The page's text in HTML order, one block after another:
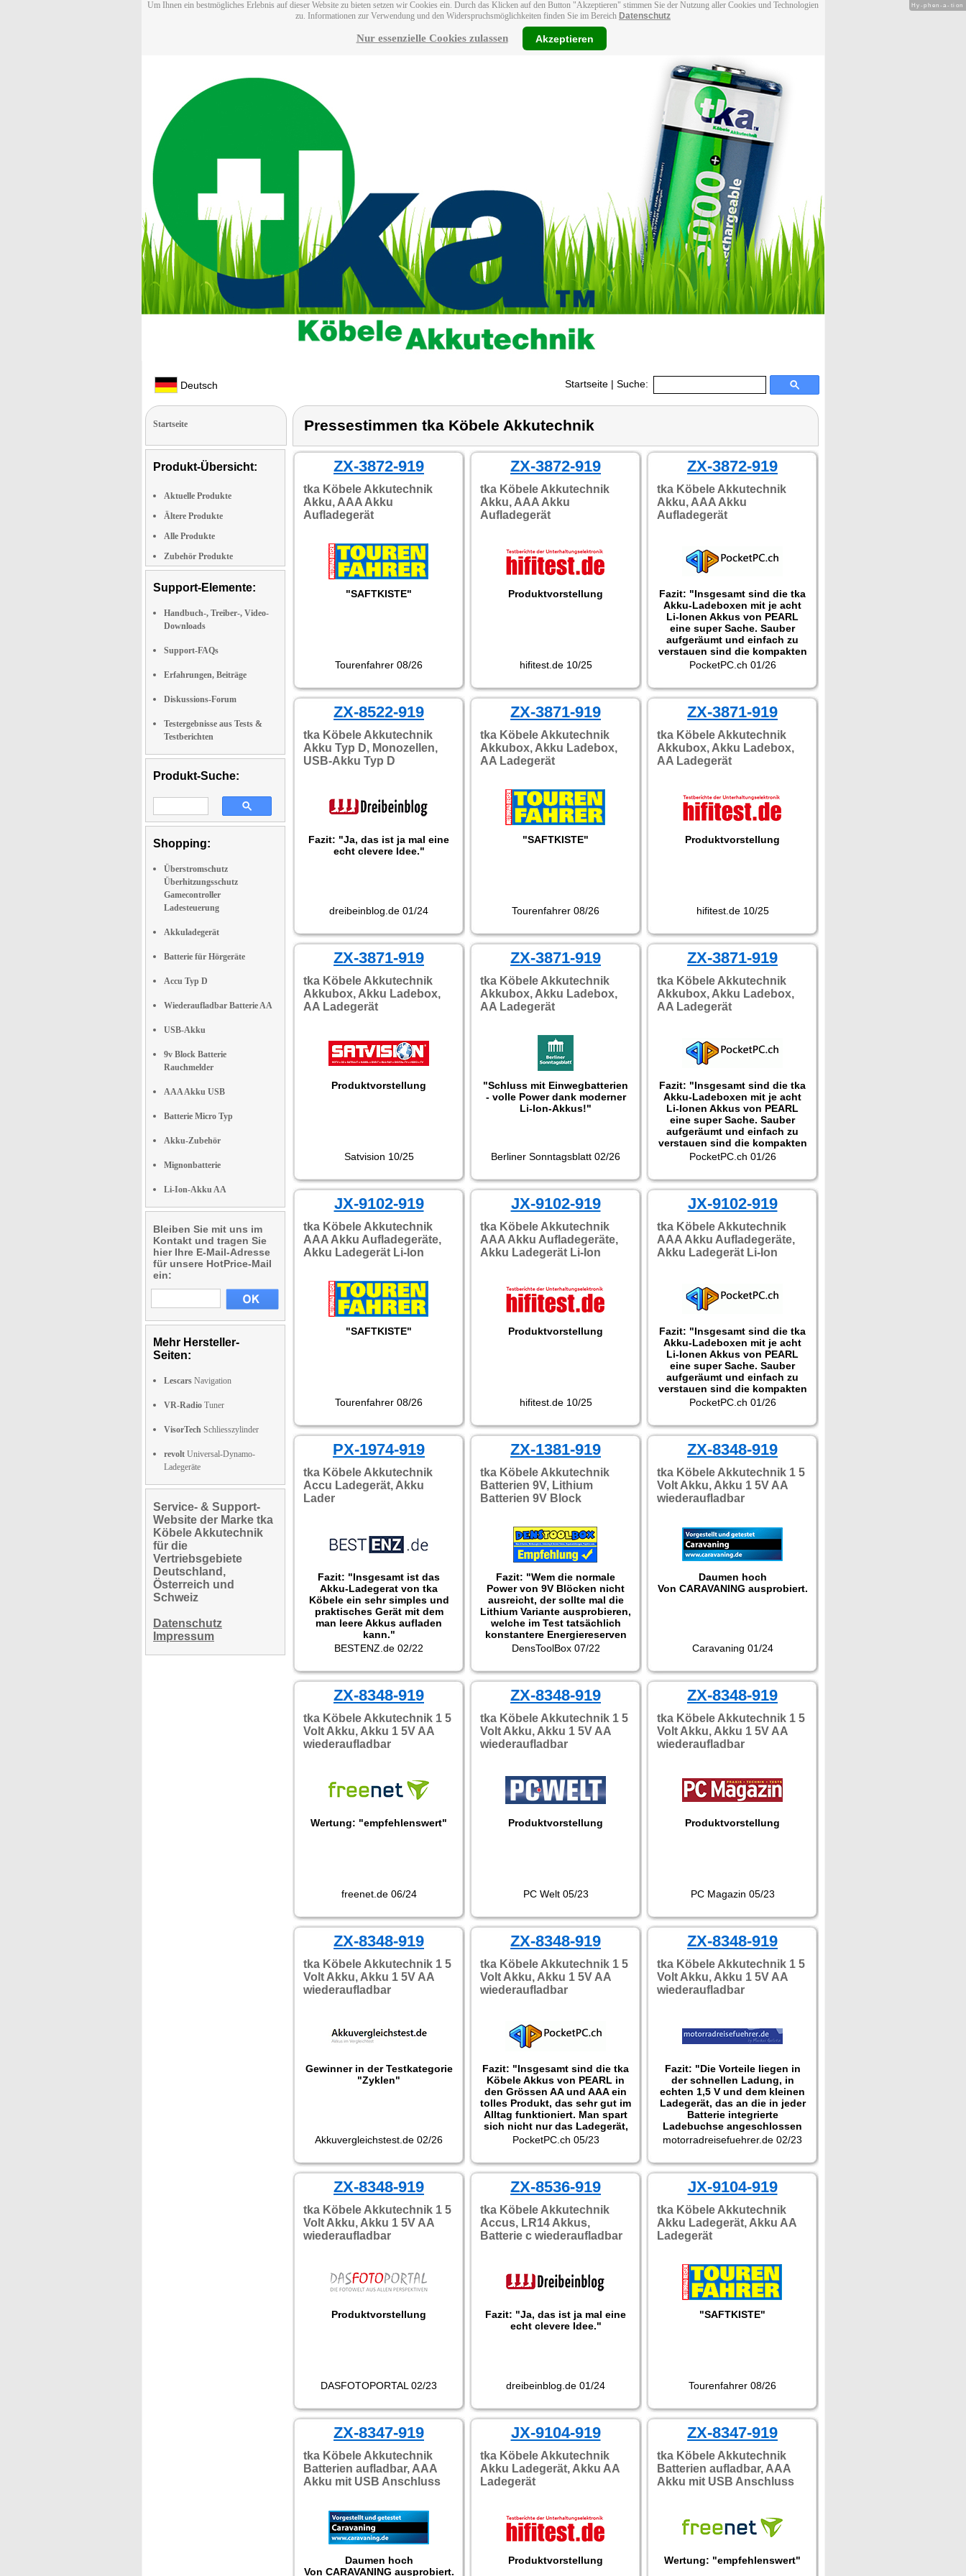
Um Ihnen ein bestmögliches Erlebnis auf dieser Website zu bieten setzen wir Cookies ein. Durch das Klicken auf den Button "Akzeptieren" stimmen Sie der Nutzung aller Cookies und Technologien
zu. Informationen zur Verwendung und den Widerspruchsmöglichkeiten finden Sie im Bereich Datenschutz
Nur essenzielle Cookies zulassen Akzeptieren
Deutsch Startseite | Suche:
Startseite
Produkt-Übersicht:
Aktuelle Produkte
Ältere Produkte
Alle Produkte
Zubehör Produkte
Support-Elemente:
Handbuch-, Treiber-, Video-
Downloads
Support-FAQs
Erfahrungen, Beiträge
Diskussions-Forum
Testergebnisse aus Tests &
Testberichten
Produkt-Suche:
Shopping:
Überstromschutz
Überhitzungsschutz
Gamecontroller
Ladesteuerung
Akkuladegerät
Batterie für Hörgeräte
Accu Typ D
Wiederaufladbar Batterie AA
USB-Akku
9v Block Batterie
Rauchmelder
AAA Akku USB
Batterie Micro Typ
Akku-Zubehör
Mignonbatterie
Li-Ion-Akku AA
Bleiben Sie mit uns im
Kontakt und tragen Sie
hier Ihre E-Mail-Adresse
für unsere HotPrice-Mail
ein:
Mehr Hersteller-
Seiten:
Lescars Navigation
VR-Radio Tuner
VisorTech Schliesszylinder
revolt Universal-Dynamo-
Ladegeräte
Service- & Support-
Website der Marke tka
Köbele Akkutechnik
für die
Vertriebsgebiete
Deutschland,
Österreich und
Schweiz
Datenschutz
Impressum
Pressestimmen tka Köbele Akkutechnik
ZX-3872-919
tka Köbele Akkutechnik
Akku, AAA Akku
Aufladegerät
"SAFTKISTE"
Tourenfahrer 08/26
ZX-3872-919
tka Köbele Akkutechnik
Akku, AAA Akku
Aufladegerät
Produktvorstellung
hifitest.de 10/25
ZX-3872-919
tka Köbele Akkutechnik
Akku, AAA Akku
Aufladegerät
Fazit: "Insgesamt sind die tka
Akku-Ladeboxen mit je acht
Li-Ionen Akkus von PEARL
eine super Sache. Sauber
aufgeräumt und einfach zu
verstauen sind die kompakten
Ladegeräte richtig praktisch
zur Aufbewahrung sowie zum
Laden der Akkus. Aber auch
im Gepäck oder der
Fototasche sind die Akku-
Packs mit USB-C-Anschluss
durchaus sehr nützlich."
PocketPC.ch 01/26
ZX-8522-919
tka Köbele Akkutechnik
Akku Typ D, Monozellen,
USB-Akku Typ D
Fazit: "Ja, das ist ja mal eine
echt clevere Idee."
dreibeinblog.de 01/24
ZX-3871-919
tka Köbele Akkutechnik
Akkubox, Akku Ladebox,
AA Ladegerät
"SAFTKISTE"
Tourenfahrer 08/26
ZX-3871-919
tka Köbele Akkutechnik
Akkubox, Akku Ladebox,
AA Ladegerät
Produktvorstellung
hifitest.de 10/25
ZX-3871-919
tka Köbele Akkutechnik
Akkubox, Akku Ladebox,
AA Ladegerät
Produktvorstellung
Satvision 10/25
ZX-3871-919
tka Köbele Akkutechnik
Akkubox, Akku Ladebox,
AA Ladegerät
"Schluss mit Einwegbatterien
- volle Power dank moderner
Li-Ion-Akkus!"
Berliner Sonntagsblatt 02/26
ZX-3871-919
tka Köbele Akkutechnik
Akkubox, Akku Ladebox,
AA Ladegerät
Fazit: "Insgesamt sind die tka
Akku-Ladeboxen mit je acht
Li-Ionen Akkus von PEARL
eine super Sache. Sauber
aufgeräumt und einfach zu
verstauen sind die kompakten
Ladegeräte richtig praktisch
zur Aufbewahrung sowie zum
Laden der Akkus. Aber auch
im Gepäck oder der
Fototasche sind die Akku-
Packs mit USB-C-Anschluss
durchaus sehr nützlich."
PocketPC.ch 01/26
JX-9102-919
tka Köbele Akkutechnik
AAA Akku Aufladegeräte,
Akku Ladegerät Li-Ion
"SAFTKISTE"
Tourenfahrer 08/26
JX-9102-919
tka Köbele Akkutechnik
AAA Akku Aufladegeräte,
Akku Ladegerät Li-Ion
Produktvorstellung
hifitest.de 10/25
JX-9102-919
tka Köbele Akkutechnik
AAA Akku Aufladegeräte,
Akku Ladegerät Li-Ion
Fazit: "Insgesamt sind die tka
Akku-Ladeboxen mit je acht
Li-Ionen Akkus von PEARL
eine super Sache. Sauber
aufgeräumt und einfach zu
verstauen sind die kompakten
Ladegeräte richtig praktisch
zur Aufbewahrung sowie zum
Laden der Akkus. Aber auch
im Gepäck oder der
Fototasche sind die Akku-
Packs mit USB-C-Anschluss
durchaus sehr nützlich."
PocketPC.ch 01/26
PX-1974-919
tka Köbele Akkutechnik
Accu Ladegerät, Akku
Lader
Fazit: "Insgesamt ist das
Akku-Ladegerat von tka
Köbele ein sehr simples und
praktisches Gerät mit dem
man leere Akkus aufladen
kann."
BESTENZ.de 02/22
ZX-1381-919
tka Köbele Akkutechnik
Batterien 9V, Lithium
Batterien 9V Block
Fazit: "Wem die normale
Power von 9V Blöcken nicht
ausreicht, der sollte mal die
Lithium Variante ausprobieren,
welche im Test tatsächlich
konstantere Energiereserven
zeigte. Perfekt für
DensToolBox 07/22
ZX-8348-919
tka Köbele Akkutechnik 1 5
Volt Akku, Akku 1 5V AA
wiederaufladbar
Daumen hoch
Von CARAVANING ausprobiert.
Caravaning 01/24
ZX-8348-919
tka Köbele Akkutechnik 1 5
Volt Akku, Akku 1 5V AA
wiederaufladbar
Wertung: "empfehlenswert"
freenet.de 06/24
ZX-8348-919
tka Köbele Akkutechnik 1 5
Volt Akku, Akku 1 5V AA
wiederaufladbar
Produktvorstellung
PC Welt 05/23
ZX-8348-919
tka Köbele Akkutechnik 1 5
Volt Akku, Akku 1 5V AA
wiederaufladbar
Produktvorstellung
PC Magazin 05/23
ZX-8348-919
tka Köbele Akkutechnik 1 5
Volt Akku, Akku 1 5V AA
wiederaufladbar
Gewinner in der Testkategorie
"Zyklen"
Akkuvergleichstest.de 02/26
ZX-8348-919
tka Köbele Akkutechnik 1 5
Volt Akku, Akku 1 5V AA
wiederaufladbar
Fazit: "Insgesamt sind die tka
Köbele Akkus von PEARL in
den Grössen AA und AAA ein
tolles Produkt, das sehr gut im
Alltag funktioniert. Man spart
sich nicht nur das Ladegerät,
da jede Akkuzelle direkt per
kann, sondern kann direkt
auch vier Sekundärzellen
gleichzeitig und schnell
aufladen dank der
mitgeliferten Vierfach-USB-
Kabel. Zudem ersetzen die
Akkus dank 1.5 V
Betriebsspannung auch
PocketPC.ch 05/23
ZX-8348-919
tka Köbele Akkutechnik 1 5
Volt Akku, Akku 1 5V AA
wiederaufladbar
Fazit: "Die Vorteile liegen in
der schnellen Ladung, in
echten 1,5 V und dem kleinen
Ladegerät, das an die in jeder
Batterie integrierte
Ladebuchse angeschlossen
wird. Technisch gesehen sind
mit dem Handy-Loader schnell
wiederaufladbar."
motorradreisefuehrer.de 02/23
ZX-8348-919
tka Köbele Akkutechnik 1 5
Volt Akku, Akku 1 5V AA
wiederaufladbar
Produktvorstellung
DASFOTOPORTAL 02/23
ZX-8536-919
tka Köbele Akkutechnik
Accus, LR14 Akkus,
Batterie c wiederaufladbar
Fazit: "Ja, das ist ja mal eine
echt clevere Idee."
dreibeinblog.de 01/24
JX-9104-919
tka Köbele Akkutechnik
Akku Ladegerät, Akku AA
Ladegerät
"SAFTKISTE"
Tourenfahrer 08/26
ZX-8347-919
tka Köbele Akkutechnik
Batterien aufladbar, AAA
Akku mit USB Anschluss
Daumen hoch
Von CARAVANING ausprobiert.
JX-9104-919
tka Köbele Akkutechnik
Akku Ladegerät, Akku AA
Ladegerät
Produktvorstellung
ZX-8347-919
tka Köbele Akkutechnik
Batterien aufladbar, AAA
Akku mit USB Anschluss
Wertung: "empfehlenswert"
Hy-phen-a-tion